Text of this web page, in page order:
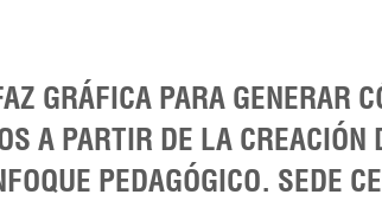
GRÁFICA PARA GENERAR
A PARTIR DE LA CREACIÓN
PEDAGÓGICO. SEDE